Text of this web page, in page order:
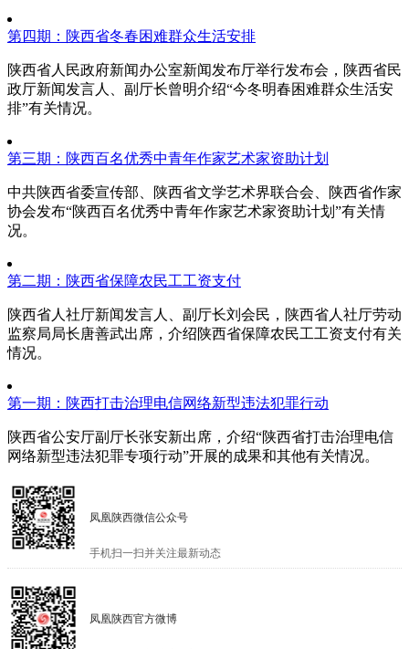
第四期：陕西省冬春困难群众生活安排
陕西省人民政府新闻办公室新闻发布厅举行发布会，陕西省民
政厅新闻发言人、副厅长曾明介绍“今冬明春困难群众生活安
排”有关情况。
第三期：陕西百名优秀中青年作家艺术家资助计划
中共陕西省委宣传部、陕西省文学艺术界联合会、陕西省作家
协会发布“陕西百名优秀中青年作家艺术家资助计划”有关情
况。
第二期：陕西省保障农民工工资支付
陕西省人社厅新闻发言人、副厅长刘会民，陕西省人社厅劳动
监察局局长唐善武出席，介绍陕西省保障农民工工资支付有关
情况。
第一期：陕西打击治理电信网络新型违法犯罪行动
陕西省公安厅副厅长张安新出席，介绍“陕西省打击治理电信
网络新型违法犯罪专项行动”开展的成果和其他有关情况。
凤凰陕西微信公众号
手机扫一扫并关注最新动态
凤凰陕西官方微博